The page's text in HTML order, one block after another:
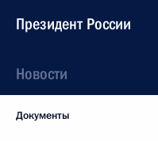
Президент России
Новости
Документы